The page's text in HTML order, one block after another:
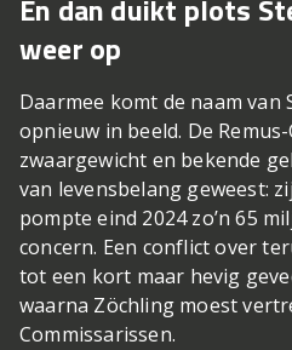
En dan duikt plots
weer op
Daarmee komt de naam van
opnieuw in beeld. De
zwaargewicht en bekende
van levensbelang geweest:
pompte eind 2024 zo’n 65
concern. Een conflict over
tot een kort maar hevig
waarna Zöchling moest
Commissarissen.